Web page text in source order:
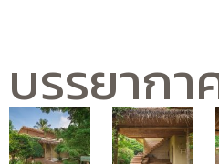
บรรยากา